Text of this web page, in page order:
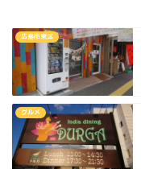
広島市東区
グルメ